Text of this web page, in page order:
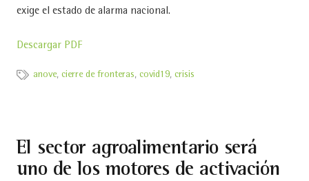
exige el estado de alarma nacional.
Descargar PDF
anove, cierre de fronteras, covid19, crisis
El sector agroalimentario será
uno de los motores de activación